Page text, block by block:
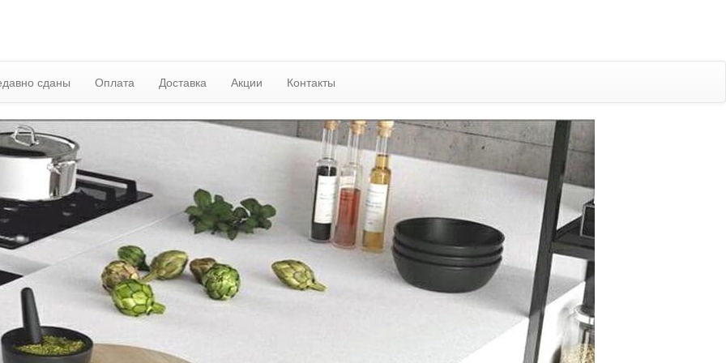
сданы Оплата Доставка Акции Контакты